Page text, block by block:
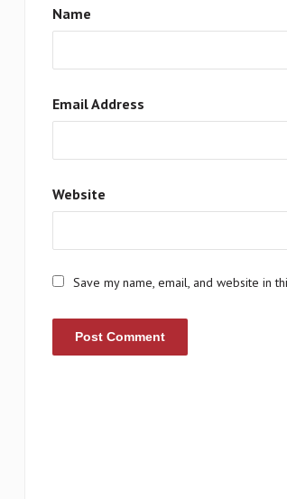
Name
Email Address
Website
Save my name, email, and website in